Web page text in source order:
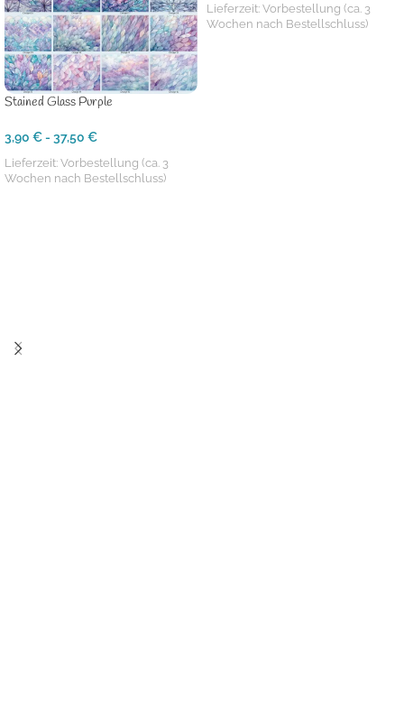
Stained Glass Purple
3,90 €- 37,50 €
Lieferzeit: Vorbestellung (ca. 3
Wochen nach Bestellschluss)
Lieferzeit: Vorbestellung (ca. 3
Wochen nach Bestellschluss)